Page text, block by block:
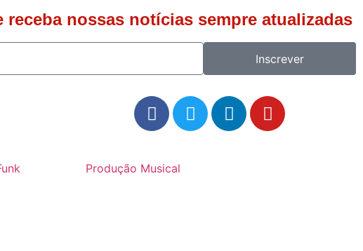
receba nossas notícias sempre atualizadas
Inscrever
Produção Musical